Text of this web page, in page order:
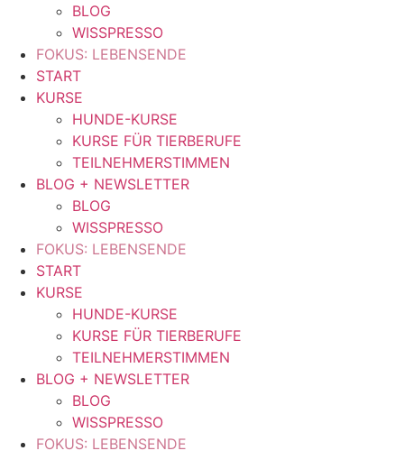
BLOG
WISSPRESSO
FOKUS: LEBENSENDE
START
KURSE
HUNDE-KURSE
KURSE FÜR TIERBERUFE
TEILNEHMERSTIMMEN
BLOG + NEWSLETTER
BLOG
WISSPRESSO
FOKUS: LEBENSENDE
START
KURSE
HUNDE-KURSE
KURSE FÜR TIERBERUFE
TEILNEHMERSTIMMEN
BLOG + NEWSLETTER
BLOG
WISSPRESSO
FOKUS: LEBENSENDE